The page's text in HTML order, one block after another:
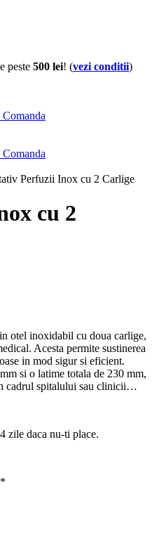
peste 500 lei! (vezi conditii)
Perfuzii Inox cu 2 Carlige
cu 2
otel inoxidabil cu doua carlige,
Acesta permite sustinerea
in mod sigur si eficient.
si o latime totala de 230 mm,
cadrul spitalului sau clinicii…
zile daca nu-ti place.